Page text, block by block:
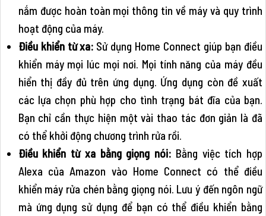
nắm được hoàn toàn mọi thông tin về máy và quy trình
hoạt động của máy.
Điều khiển từ xa: Sử dụng Home Connect giúp bạn điều
khiển máy mọi lúc mọi nơi. Mọi tính năng của máy đều
hiển thị đầy đủ trên ứng dụng. Ứng dụng còn đề xuất
các lựa chọn phù hợp cho tình trạng bát đĩa của bạn.
Bạn chỉ cần thực hiện một vài thao tác đơn giản là đã
có thể khởi động chương trình rửa rồi.
Điều khiển từ xa bằng giọng nói: Bằng việc tích hợp
Alexa của Amazon vào Home Connect có thể điều
khiển máy rửa chén bằng giọng nói. Lưu ý đến ngôn ngữ
mà ứng dụng sử dụng để bạn có thể điều khiển bằng